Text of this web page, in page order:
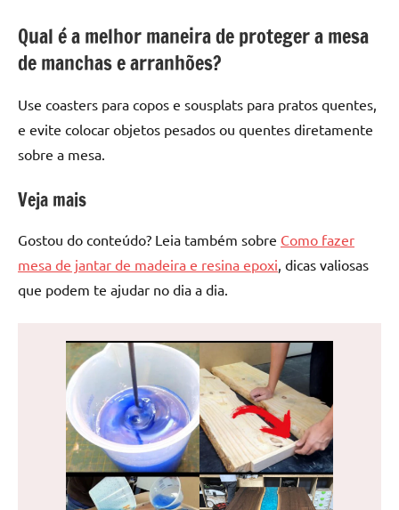
Qual é a melhor maneira de proteger a mesa
de manchas e arranhões?
Use coasters para copos e sousplats para pratos quentes,
e evite colocar objetos pesados ou quentes diretamente
sobre a mesa.
Veja mais
Gostou do conteúdo? Leia também sobre Como fazer
mesa de jantar de madeira e resina epoxi , dicas valiosas
que podem te ajudar no dia a dia.